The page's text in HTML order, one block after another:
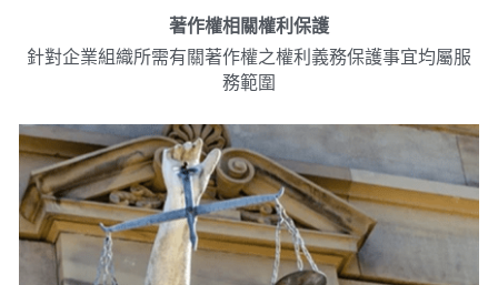
著作權相關權利保護
針對企業組織所需有關著作權之權利義務保護事宜均屬服
務範圍